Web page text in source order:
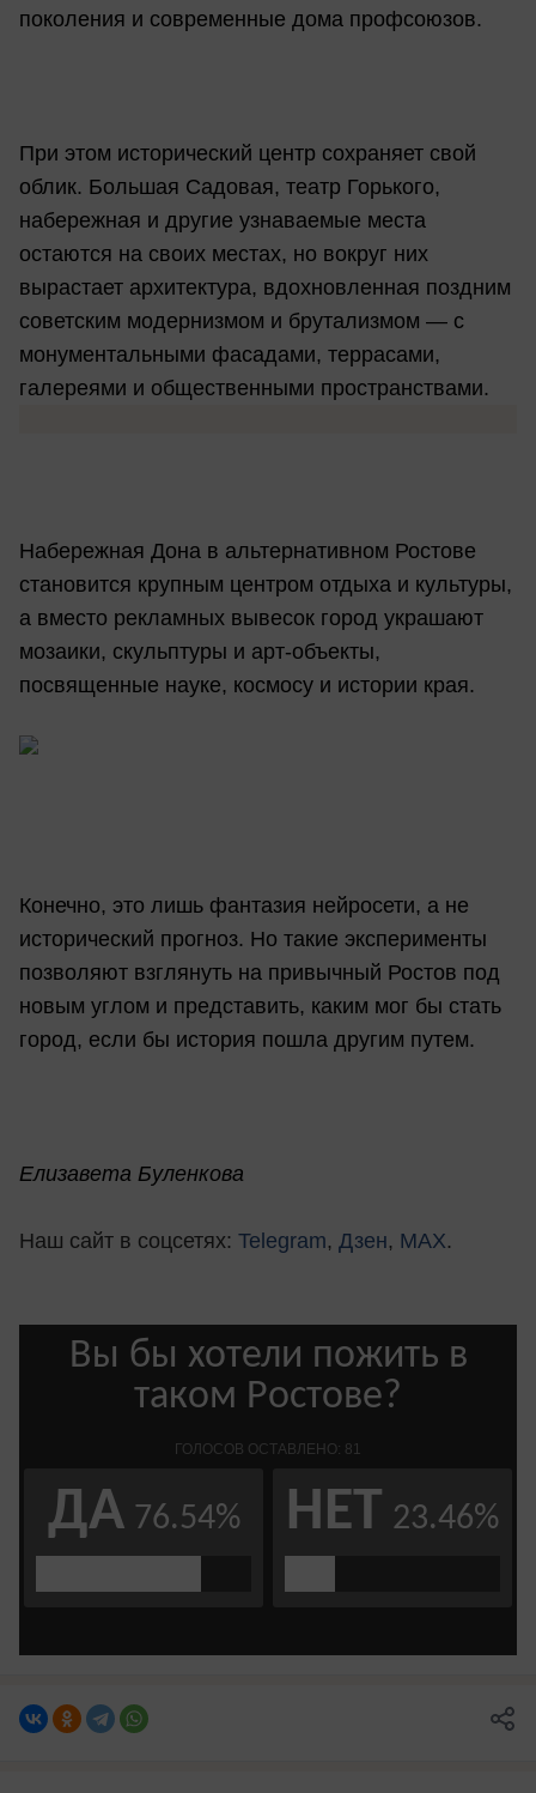
поколения и современные дома профсоюзов.
При этом исторический центр сохраняет свой
облик. Большая Садовая, театр Горького,
набережная и другие узнаваемые места
остаются на своих местах, но вокруг них
вырастает архитектура, вдохновленная поздним
советским модернизмом и брутализмом — с
монументальными фасадами, террасами,
галереями и общественными пространствами.
Набережная Дона в альтернативном Ростове
становится крупным центром отдыха и культуры,
а вместо рекламных вывесок город украшают
мозаики, скульптуры и арт-объекты,
посвященные науке, космосу и истории края.
Конечно, это лишь фантазия нейросети, а не
исторический прогноз. Но такие эксперименты
позволяют взглянуть на привычный Ростов под
новым углом и представить, каким мог бы стать
город, если бы история пошла другим путем.
Елизавета Буленкова
Наш сайт в соцсетях: Telegram, Дзен, MAX.